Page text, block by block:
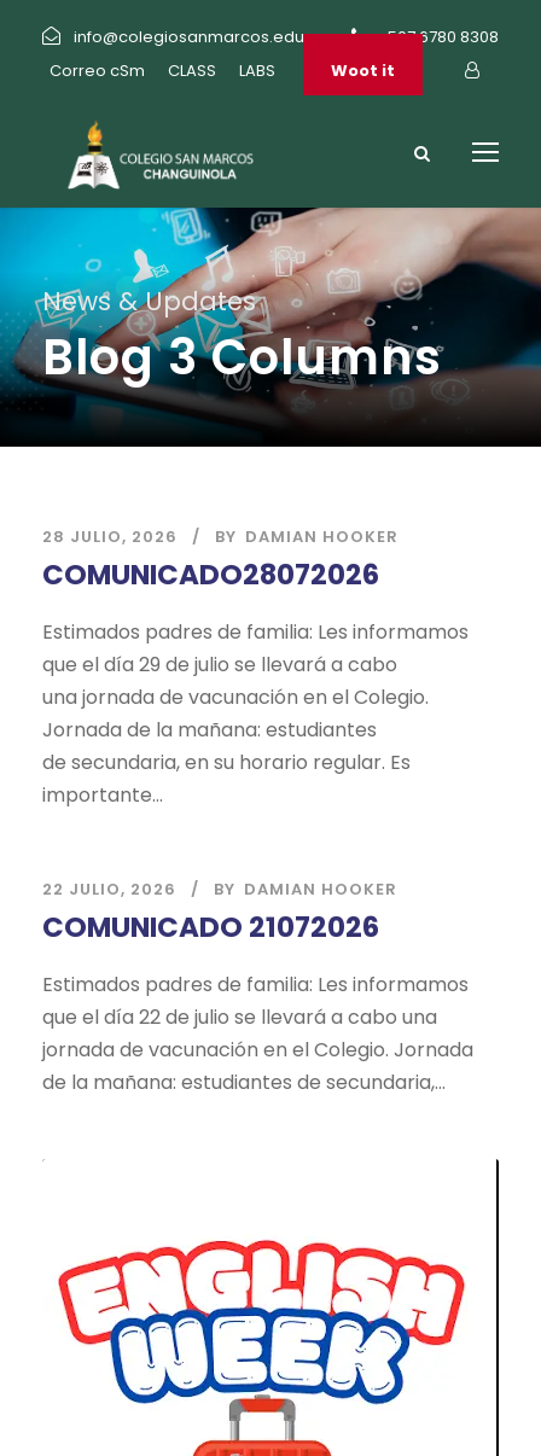
info@colegiosanmarcos.edu.pa
+507 6780 8308
Correo cSm
CLASS LABS Woot it
News & Updates
Blog 3 Columns
28 JULIO, 2026 BY DAMIAN HOOKER
COMUNICADO28072026
Estimados padres de familia: Les informamos
que el día 29 de julio se llevará a cabo
una jornada de vacunación en el Colegio.
Jornada de la mañana: estudiantes
de secundaria, en su horario regular. Es
importante...
22 JULIO, 2026 BY DAMIAN HOOKER
COMUNICADO 21072026
Estimados padres de familia: Les informamos
que el día 22 de julio se llevará a cabo una
jornada de vacunación en el Colegio. Jornada
de la mañana: estudiantes de secundaria,...